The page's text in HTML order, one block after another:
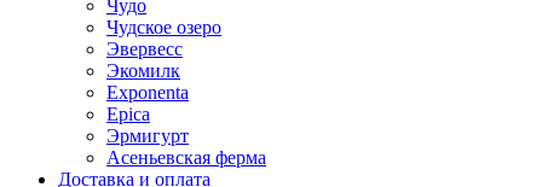
Чудо
Чудское озеро
Эвервесс
Экомилк
Exponenta
Epica
Эрмигурт
Асеньевская ферма
Доставка и оплата